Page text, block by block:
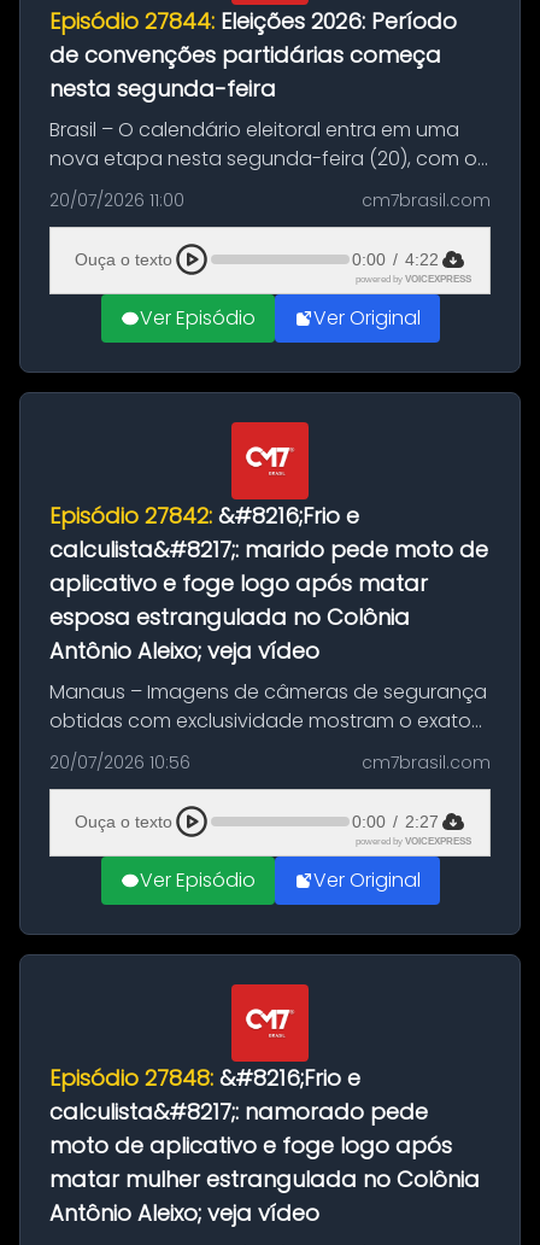
Episódio 27844: Eleições 2026: Período
de convenções partidárias começa
nesta segunda-feira
Brasil – O calendário eleitoral entra em uma
nova etapa nesta segunda-feira (20), com o
início do período destinado às convenções
partidárias. Até 5 de agosto, partidos e
federações poderão oficializa...
20/07/2026 11:00 cm7brasil.com
Ouça o texto 0:00 / 4:22
powered by VOICEXPRESS
Ver Episódio Ver Original
Episódio 27842: &#8216;Frio e
calculista&#8217;: marido pede moto de
aplicativo e foge logo após matar
esposa estrangulada no Colônia
Antônio Aleixo; veja vídeo
Manaus – Imagens de câmeras de segurança
obtidas com exclusividade mostram o exato
momento da fuga do principal suspeito da
morte de Larissa Araújo, de 28 anos. O crime
ocorreu na noite deste último d...
20/07/2026 10:56 cm7brasil.com
Ouça o texto 0:00 / 2:27
powered by VOICEXPRESS
Ver Episódio Ver Original
Episódio 27848: &#8216;Frio e
calculista&#8217;: namorado pede
moto de aplicativo e foge logo após
matar mulher estrangulada no Colônia
Antônio Aleixo; veja vídeo